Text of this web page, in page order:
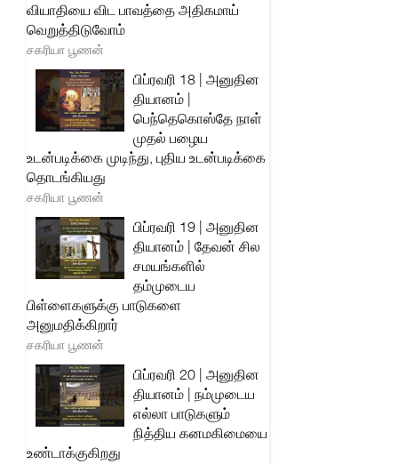
வியாதியை விட பாவத்தை அதிகமாய்
வெறுத்திடுவோம்
சகரியா பூணன்
பிப்ரவரி 18 | அனுதின
தியானம் |
பெந்தெகொஸ்தே நாள்
முதல் பழைய
உடன்படிக்கை முடிந்து, புதிய உடன்படிக்கை
தொடங்கியது
சகரியா பூணன்
பிப்ரவரி 19 | அனுதின
தியானம் | தேவன் சில
சமயங்களில்
தம்முடைய
பிள்ளைகளுக்கு பாடுகளை
அனுமதிக்கிறார்
சகரியா பூணன்
பிப்ரவரி 20 | அனுதின
தியானம் | நம்முடைய
எல்லா பாடுகளும்
நித்திய கனமகிமையை
உண்டாக்குகிறது